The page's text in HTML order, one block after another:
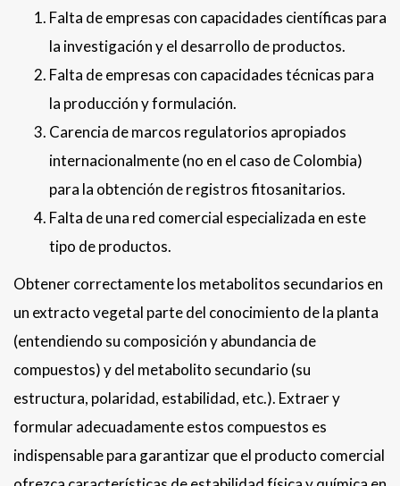
Falta de empresas con capacidades científicas para
la investigación y el desarrollo de productos.
Falta de empresas con capacidades técnicas para
la producción y formulación.
Carencia de marcos regulatorios apropiados
internacionalmente (no en el caso de Colombia)
para la obtención de registros fitosanitarios.
Falta de una red comercial especializada en este
tipo de productos.
Obtener correctamente los metabolitos secundarios en
un extracto vegetal parte del conocimiento de la planta
(entendiendo su composición y abundancia de
compuestos) y del metabolito secundario (su
estructura, polaridad, estabilidad, etc.). Extraer y
formular adecuadamente estos compuestos es
indispensable para garantizar que el producto comercial